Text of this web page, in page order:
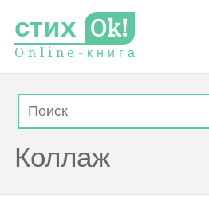
стих Ok!
O n l i n e - к н и г а
Коллаж